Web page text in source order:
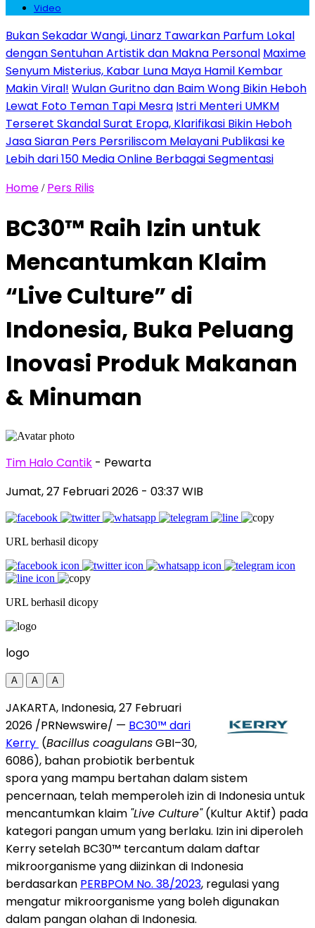
Video
Bukan Sekadar Wangi, Linarz Tawarkan Parfum Lokal
dengan Sentuhan Artistik dan Makna Personal Maxime
Senyum Misterius, Kabar Luna Maya Hamil Kembar
Makin Viral! Wulan Guritno dan Baim Wong Bikin Heboh
Lewat Foto Teman Tapi Mesra Istri Menteri UMKM
Terseret Skandal Surat Eropa, Klarifikasi Bikin Heboh
Jasa Siaran Pers Persriliscom Melayani Publikasi ke
Lebih dari 150 Media Online Berbagai Segmentasi
Home / Pers Rilis
BC30™ Raih Izin untuk
Mencantumkan Klaim
“Live Culture” di
Indonesia, Buka Peluang
Inovasi Produk Makanan
& Minuman
Tim Halo Cantik - Pewarta
Jumat, 27 Februari 2026 - 03:37 WIB
URL berhasil dicopy
URL berhasil dicopy
logo
A A A
JAKARTA, Indonesia, 27 Februari
2026 /PRNewswire/ — BC30™ dari
Kerry (Bacillus coagulansGBI–30,
6086), bahan probiotik berbentuk
spora yang mampu bertahan dalam sistem
pencernaan, telah memperoleh izin di Indonesia untuk
mencantumkan klaim "Live Culture"(Kultur Aktif) pada
kategori pangan umum yang berlaku. Izin ini diperoleh
Kerry setelah BC30™ tercantum dalam daftar
mikroorganisme yang diizinkan di Indonesia
berdasarkan PERBPOM No. 38/2023, regulasi yang
mengatur mikroorganisme yang boleh digunakan
dalam pangan olahan di Indonesia.